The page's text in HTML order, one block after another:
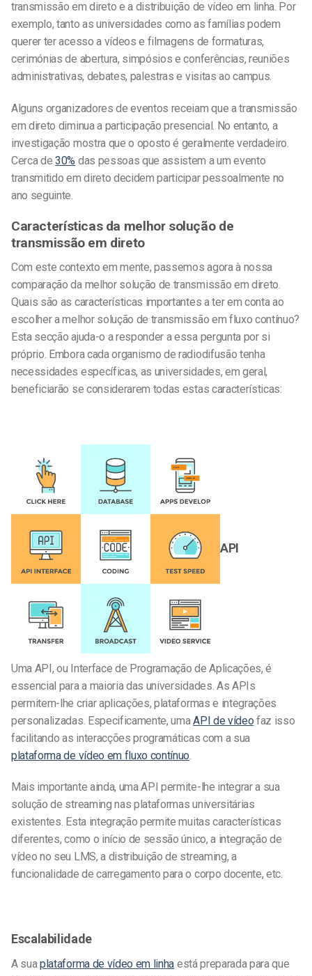
transmissão em direto e a distribuição de vídeo em linha. Por
exemplo, tanto as universidades como as famílias podem
querer ter acesso a vídeos e filmagens de formaturas,
cerimónias de abertura, simpósios e conferências, reuniões
administrativas, debates, palestras e visitas ao campus.
Alguns organizadores de eventos receiam que a transmissão
em direto diminua a participação presencial. No entanto, a
investigação mostra que o oposto é geralmente verdadeiro.
Cerca de30% das pessoas que assistem a um evento
transmitido em direto decidem participar pessoalmente no
ano seguinte.
Características da melhor solução de
transmissão em direto
Com este contexto em mente, passemos agora à nossa
comparação da melhor solução de transmissão em direto.
Quais são as características importantes a ter em conta ao
escolher a melhor solução de transmissão em fluxo contínuo?
Esta secção ajuda-o a responder a essa pergunta por si
próprio. Embora cada organismo de radiodifusão tenha
necessidades específicas, as universidades, em geral,
beneficiarão se considerarem todas estas características:
API
Uma API, ou Interface de Programação de Aplicações, é
essencial para a maioria das universidades. As APIs
permitem-lhe criar aplicações, plataformas e integrações
personalizadas. Especificamente, umaAPI de vídeo faz isso
facilitando as interacções programáticas com a sua
plataforma de vídeo em fluxo contínuo
Mais importante ainda, uma API permite-lhe integrar a sua
solução de streaming nas plataformas universitárias
existentes. Esta integração permite muitas características
diferentes, como o início de sessão único, a integração de
vídeo no seu LMS, a distribuição de streaming, a
funcionalidade de carregamento para o corpo docente, etc.
Escalabilidade
A suaplataforma de vídeo em linha está preparada para que